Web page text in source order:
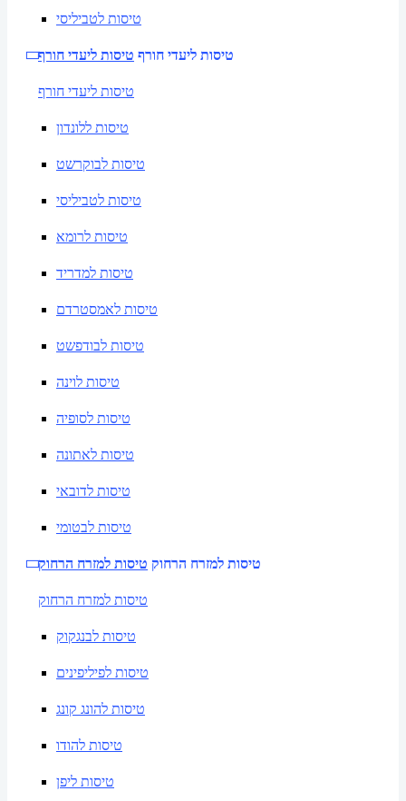
טיסות לטביליסי
טיסות ליעדי חורף טיסות ליעדי חורף
טיסות ליעדי חורף
טיסות ללונדון
טיסות לבוקרשט
טיסות לטביליסי
טיסות לרומא
טיסות למדריד
טיסות לאמסטרדם
טיסות לבודפשט
טיסות לוינה
טיסות לסופיה
טיסות לאתונה
טיסות לדובאי
טיסות לבטומי
טיסות למזרח הרחוק טיסות למזרח הרחוק
טיסות למזרח הרחוק
טיסות לבנגקוק
טיסות לפיליפינים
טיסות להונג קונג
טיסות להודו
טיסות ליפן